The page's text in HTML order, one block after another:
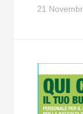
21